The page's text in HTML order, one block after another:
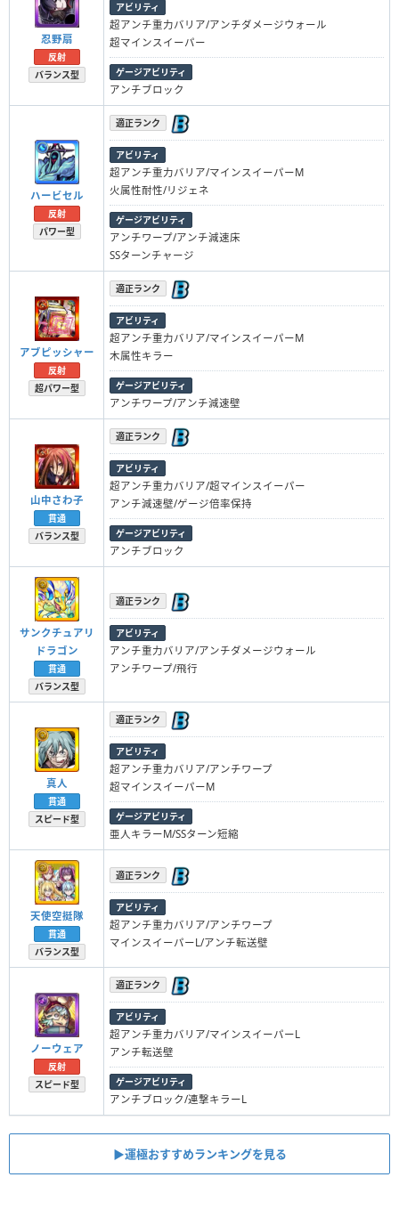
忍野扇
反射
バランス型
アビリティ
超アンチ重力バリア/アンチダメージウォール
超マインスイーパー
ゲージアビリティ
アンチブロック
ハービセル
反射
パワー型
適正ランク
アビリティ
超アンチ重力バリア/マインスイーパーM
火属性耐性/リジェネ
ゲージアビリティ
アンチワープ/アンチ減速床
SSターンチャージ
アブピッシャー
反射
超パワー型
適正ランク
アビリティ
超アンチ重力バリア/マインスイーパーM
木属性キラー
ゲージアビリティ
アンチワープ/アンチ減速壁
山中さわ子
貫通
バランス型
適正ランク
アビリティ
超アンチ重力バリア/超マインスイーパー
アンチ減速壁/ゲージ倍率保持
ゲージアビリティ
アンチブロック
サンクチュアリ
ドラゴン
貫通
バランス型
適正ランク
アビリティ
アンチ重力バリア/アンチダメージウォール
アンチワープ/飛行
真人
貫通
スピード型
適正ランク
アビリティ
超アンチ重力バリア/アンチワープ
超マインスイーパーM
ゲージアビリティ
亜人キラーM/SSターン短縮
天使空挺隊
貫通
バランス型
適正ランク
アビリティ
超アンチ重力バリア/アンチワープ
マインスイーパーL/アンチ転送壁
ノーウェア
反射
スピード型
適正ランク
アビリティ
超アンチ重力バリア/マインスイーパーL
アンチ転送壁
ゲージアビリティ
アンチブロック/連撃キラーL
▶︎運極おすすめランキングを見る